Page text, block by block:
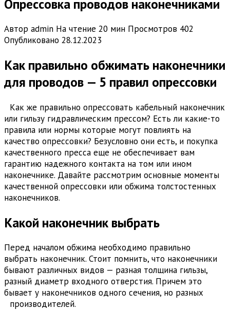
Опрессовка проводов наконечниками
Автор admin На чтение 20 мин Просмотров 402
Опубликовано 28.12.2023
Как правильно обжимать наконечники
для проводов — 5 правил опрессовки
Как же правильно опрессовать кабельный наконечник
или гильзу гидравлическим прессом? Есть ли какие-то
правила или нормы которые могут повлиять на
качество опрессовки? Безусловно они есть, и покупка
качественного пресса еще не обеспечивает вам
гарантию надежного контакта на том или ином
наконечнике. Давайте рассмотрим основные моменты
качественной опрессовки или обжима толстостенных
наконечников.
Какой наконечник выбрать
Перед началом обжима необходимо правильно
выбрать наконечник. Стоит помнить, что наконечники
бывают различных видов — разная толщина гильзы,
разный диаметр входного отверстия. Причем это
бывает у наконечников одного сечения, но разных
производителей.